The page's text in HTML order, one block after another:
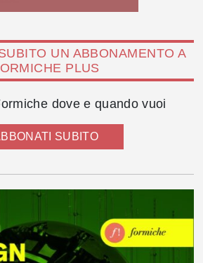
UN ABBONAMENTO A
PLUS
dove e quando vuoi
SUBITO